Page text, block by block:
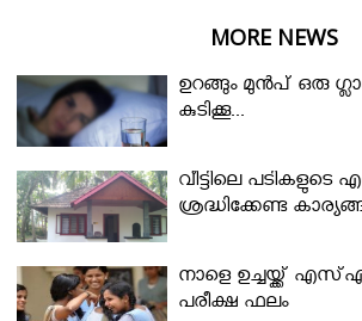
MORE NEWS
ഉറങ്ങും മുന്‍പ് ഒരു
കുടിക്കൂ...
വീട്ടിലെ പടികളുടെ
ശ്രദ്ധിക്കേണ്ട
നാളെ ഉച്ചയ്ക്ക്
പരീക്ഷ ഫലം